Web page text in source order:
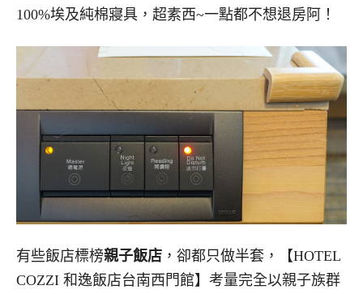
100%埃及純棉寢具，超素西~一點都不想退房阿！
有些飯店標榜親子飯店 ，卻都只做半套，【HOTEL
COZZI 和逸飯店台南西門館】考量完全以親子族群